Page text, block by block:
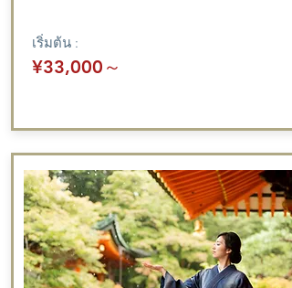
เริ่มต้น :
¥33,000 ～